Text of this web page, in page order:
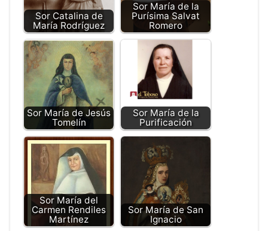
Sor Catalina de
María Rodríguez
Sor María de la
Purísima Salvat
Romero
Sor María de Jesús
Tomelín
Sor María de la
Purificación
Sor María del
Carmen Rendiles
Martínez
Sor María de San
Ignacio